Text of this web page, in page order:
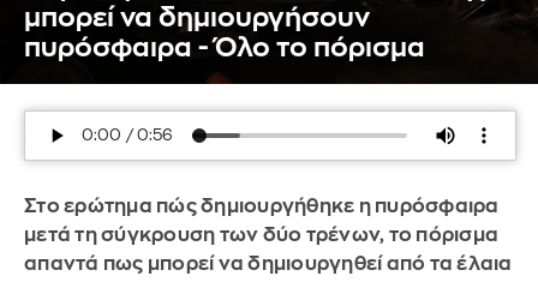
μπορεί να δημιουργήσουν
πυρόσφαιρα - Όλο το πόρισμα
Στο ερώτημα πώς δημιουργήθηκε η πυρόσφαιρα
μετά τη σύγκρουση των δύο τρένων, το πόρισμα
απαντά πως μπορεί να δημιουργηθεί από τα έλαια